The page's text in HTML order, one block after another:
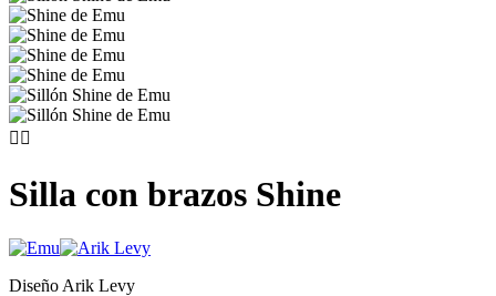
 
Silla con brazos Shine
Diseño Arik Levy